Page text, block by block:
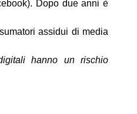
Dopo due anni è
assidui di media
hanno un rischio